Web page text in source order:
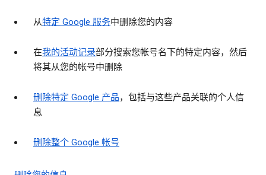
从特定 Google 服务中删除您的内容
在我的活动记录部分搜索您帐号名下的特定内容，然后
将其从您的帐号中删除
删除特定 Google 产品，包括与这些产品关联的个人信
息
删除整个 Google 帐号